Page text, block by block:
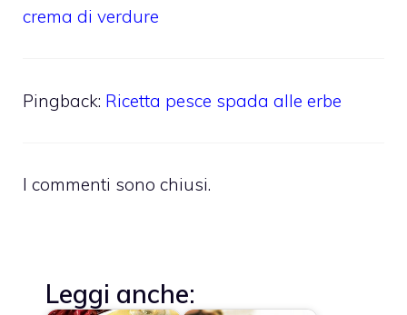
crema di verdure
Pingback: Ricetta pesce spada alle erbe
I commenti sono chiusi.
Leggi anche: